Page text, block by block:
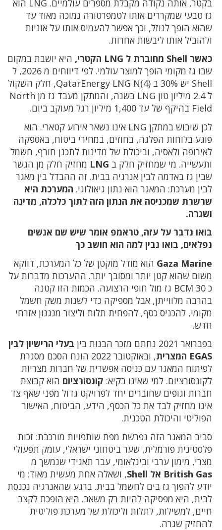
בקטר, אותה נקודה מקבלת מספרים עולמיים. LNG הוא
גז טבעי שמקררים אותו לטמפרטורה נמוכה מאוד עד
שהוא הופך לנוזל, וכך אפשר להעמיס אותו על אוניות
ולהוביל אותו ליבשות אחרות.
כאשר Shell מחוברת ל LNG הקטרי,
היא יושבת במקום
שבו גז מקומי הופך למוצר עולמי. לפי דיווחים מ 2026, ל
Shell יש 30% ב QatarEnergy LNG N(4), חלק השקול
ל 2.4 מיליון טון LNG בשנה, והמתקן מעבד גז מן North
Field בהיקף של עד 1,400 מיליון רגל מעוקב ביום.
לכן שיבוש במתקן LNG אינו נשאר אירוע קטארי. הוא
פוגע בלוחות הפלגה, בחוזים, במחירי ביטוח, באספקה
לאירופה ולאסיה, וביכולת של מדינות לתכנן חורף, חשמל
ותעשייה. מי שמחזיק חלק ב LNG מחזיק חלק מן הגשר
שבין גז באדמה לבין אנרגיה בבית. זה ההבדל בין מאגר
לבין מערכת: המאגר הוא נתון גיאולוגי. המערכת היא
שרשרת שמכניסה את הנתון הזה לתוך כלכלה, מדינה
ושגרה.
בואו נדבר על עזה, טראמפ אומר שיש שם אנשים
נפלאים, בואו נבין למה הוא חושב כך
Gaza Marine הוא מודל מוקטן של כל המערכת, דווקא
משום שהוא קטן יותר ומסובך יותר. ההערכות מדברות על
כ 30 BCM גז מול חופי הרצועה. הכמות הזו קטנה
בהרבה מלווייתן, אבל מספיקה כדי לשנות משק חשמל
מקומי, להכניס כסף, להפחית תלות וליצור מנגנון אזרחי
חדש.
בפברואר 2021 נחתם מזכר הבנות בין
בעלי הרישיון לבין
EGAS המצרית
, ובאוקטובר 2022 הונח הסכם מסגרת
לפיתוח המאגר עם כניסה אפשרית של חברות מצריות
לקונסורציום. למי שאינו בקיא: קונסורציום הוא קבוצת
חברות וגופים שחוברים יחד לפרויקט גדול מפני שאף צד
אינו מחזיק לבד את כל הכסף, הידע, הביטוח, האישור
הפוליטי והיכולת הטכנית.
סביב המאגר הזה נפרשת מפת שותפויות מורכבת: זכות
פלסטינית פורמלית, שער ביטחוני ישראלי, עומק תפעולי
מצרי, מימון ערבי ובינלאומי, עבר תאגידי שנמשך מ
British Gas אל Shell
, ושאלה אחת מעשית מאוד: מי
יודע להפוך גז בים לחשמל בבית. ברגע שהאנרגיה נכנסת
לבית, היא מפסיקה להיות רק משאב. היא הופכת לקצב
חיים, למשילות, לתלות וליכולת של מערכת פוליטית
להחזיק שגרה.